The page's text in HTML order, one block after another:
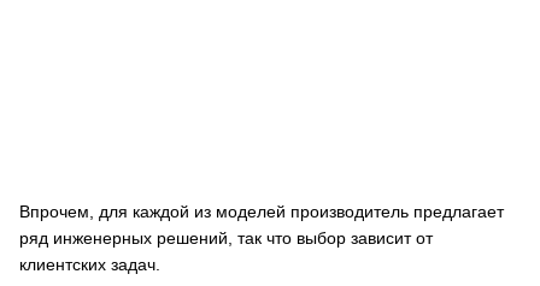
Впрочем, для каждой из моделей производитель предлагает
ряд инженерных решений, так что выбор зависит от
клиентских задач.